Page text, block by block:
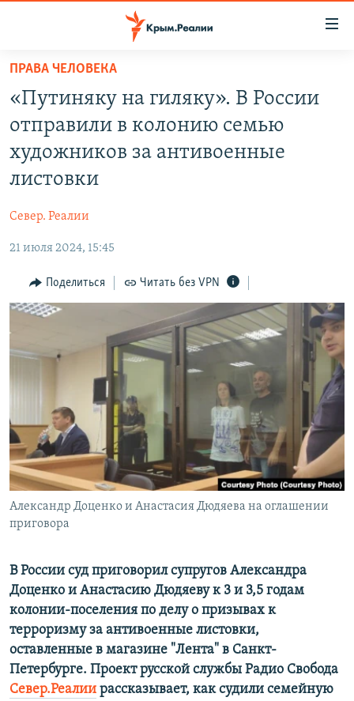
Вернуться
основному
содержанию
Вернутся
главной
Вернутся
СПЕЦПРОЕКТЫ
ВОДА
ИНТЕРАКТИВ
ИНФОГРАФИКА
ТЕЛЕПРОЕКТ КРЫМ.РЕАЛИИ
СОВЕТЫ ПРАВОЗАЩИТНИКОВ
ПРОПАВШИЕ БЕЗ ВЕСТИ
ПОБЕДИТЕЛЕЙ НЕ СУДЯТ?
КРЫМ.НЕПОКОРЕННЫЙ
ELIFBE
УКРАИНСКАЯ ПРОБЛЕМА КРЫМА
РАДІО СВОБОДА
КАК ОБОЙТИ БЛОКИРОВКУ
Все сайты RFE/RL
ПРАВА ЧЕЛОВЕКА
«Путиняку на гиляку». В России
отправили в колонию семью
художников за антивоенные
листовки
Север. Реалии
21 июля 2024, 15:45
Поделиться Читать без VPN
Александр Доценко и Анастасия Дюдяева на оглашении
приговора
В России суд приговорил супругов Александра
Доценко и Анастасию Дюдяеву к 3 и 3,5 годам
колонии-поселения по делу о призывах к
терроризму за антивоенные листовки,
оставленные в магазине "Лента" в Санкт-
Петербурге. Проект русской службы Радио Свобода
Север.Реалии рассказывает, как судили семейную